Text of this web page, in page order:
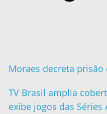
Moraes decreta
TV Brasil amplia
exibe jogos das Séries